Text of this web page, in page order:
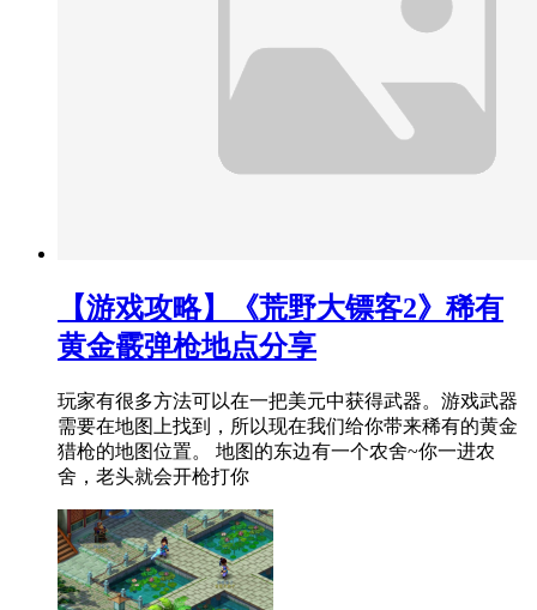
【游戏攻略】《荒野大镖客2》稀有
黄金霰弹枪地点分享
玩家有很多方法可以在一把美元中获得武器。游戏武器
需要在地图上找到，所以现在我们给你带来稀有的黄金
猎枪的地图位置。 地图的东边有一个农舍~你一进农
舍，老头就会开枪打你